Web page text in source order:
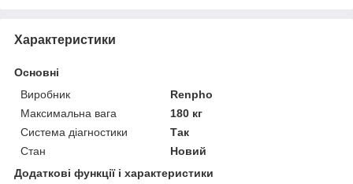
Характеристики
Основні
Виробник
Renpho
Максимальна вага
180 кг
Система діагностики
Так
Стан
Новий
Додаткові функції і характеристики